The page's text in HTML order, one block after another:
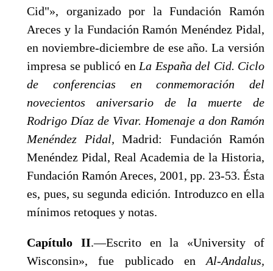
Cid"», organizado por la Fun­dación Ramón
Areces y la Fundación Ramón Menéndez Pidal,
en noviembre-diciembre de ese año. La versión
impresa se pu­blicó en La España del Cid. Ciclo
de conferencias en conmemo­ración del
novecientos aniversario de la muerte de
Rodrigo Díaz de Vivar. Homenaje a don Ramón
Menéndez Pidal, Madrid: Fun­dación Ramón
Menéndez Pidal, Real Academia de la Historia,
Fundación Ramón Areces, 2001, pp. 23-53. Ésta
es, pues, su se­gunda edición. Introduzco en ella
mínimos retoques y notas.
Capítulo II.—Escrito en la «University of
Wisconsin», fue publicado en Al-Andalus,